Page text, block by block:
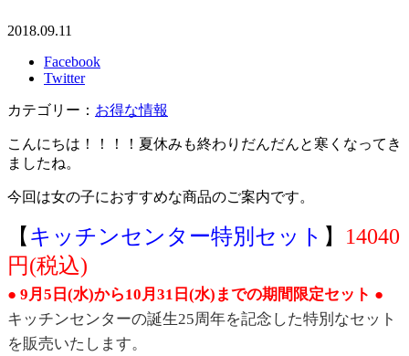
2018.09.11
Facebook
Twitter
カテゴリー： お得な情報
こんにちは！！！！夏休みも終わりだんだんと寒くなってき
ましたね。
今回は女の子におすすめな商品のご案内です。
【 キッチンセンター特別セット 】 14040
円(税込)
● 9月5日(水)から10月31日(水)までの期間限定セット ●
キッチンセンターの誕生25周年を記念した特別なセット
を販売いたします。